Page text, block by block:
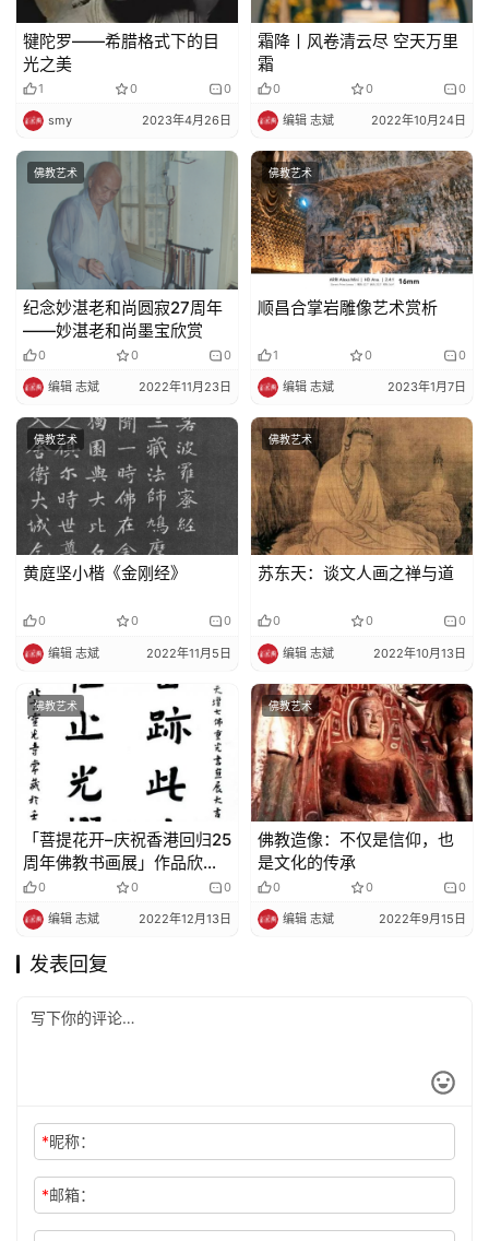
犍陀罗——希腊格式下的目
光之美
1 0 0
smy 2023年4月26日
霜降丨风卷清云尽 空天万里
霜
0 0 0
编辑 志斌 2022年10月24日
佛教艺术
纪念妙湛老和尚圆寂27周年
——妙湛老和尚墨宝欣赏
0 0 0
编辑 志斌 2022年11月23日
佛教艺术
顺昌合掌岩雕像艺术赏析
1 0 0
编辑 志斌 2023年1月7日
佛教艺术
黄庭坚小楷《金刚经》
0 0 0
编辑 志斌 2022年11月5日
佛教艺术
苏东天：谈文人画之禅与道
0 0 0
编辑 志斌 2022年10月13日
佛教艺术
「菩提花开–庆祝香港回归25
周年佛教书画展」作品欣赏
（3）
0 0 0
编辑 志斌 2022年12月13日
佛教艺术
佛教造像：不仅是信仰，也
是文化的传承
0 0 0
编辑 志斌 2022年9月15日
发表回复
*昵称：
*邮箱：